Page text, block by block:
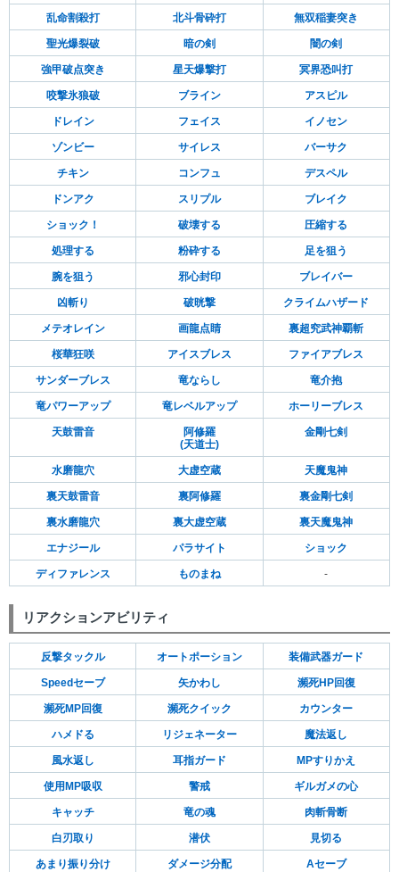
乱命割殺打 北斗骨砕打 無双稲妻突き
聖光爆裂破 暗の剣 闇の剣
強甲破点突き 星天爆撃打 冥界恐叫打
咬撃氷狼破 ブライン アスピル
ドレイン フェイス イノセン
ゾンビー サイレス バーサク
チキン コンフュ デスペル
ドンアク スリプル ブレイク
ショック！ 破壊する 圧縮する
処理する 粉砕する 足を狙う
腕を狙う 邪心封印 ブレイバー
凶斬り 破晄撃 クライムハザード
メテオレイン 画龍点睛 裏超究武神覇斬
桜華狂咲 アイスブレス ファイアブレス
サンダーブレス 竜ならし 竜介抱
竜パワーアップ 竜レベルアップ ホーリーブレス
天鼓雷音
阿修羅
(天道士)
金剛七剣
水磨龍穴 大虚空蔵 天魔鬼神
裏天鼓雷音 裏阿修羅 裏金剛七剣
裏水磨龍穴 裏大虚空蔵 裏天魔鬼神
エナジール パラサイト ショック
ディファレンス ものまね -
リアクションアビリティ
反撃タックル オートポーション 装備武器ガード
Speedセーブ 矢かわし 瀕死HP回復
瀕死MP回復 瀕死クイック カウンター
ハメドる リジェネーター 魔法返し
風水返し 耳指ガード MPすりかえ
使用MP吸収 警戒 ギルガメの心
キャッチ 竜の魂 肉斬骨断
白刃取り 潜伏 見切る
あまり振り分け ダメージ分配 Aセーブ